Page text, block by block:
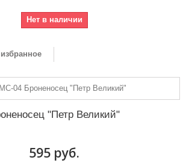
Нет в наличии
"Петр Великий"
595 руб.